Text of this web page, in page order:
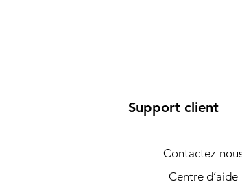
Support client
Contactez-
Centre d’aide